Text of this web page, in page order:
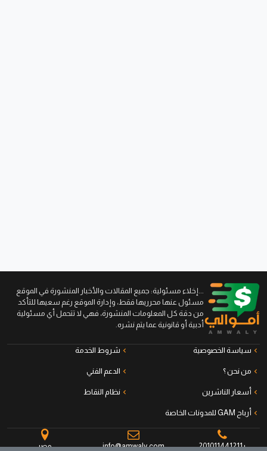
...إخلاء مسئولية: جميع المقالات والأخبار المنشورة في الموقع
مسئول عنها محرريها فقط، وإدارة الموقع رغم سعيها للتأكد
من دقة كل المعلومات المنشورة، فهي لا تتحمل أي مسئولية
أدبية أو قانونية عما يتم نشره.
سياسة الخصوصية شروط الخدمة
من نحن ؟ الدعم الفني
أسعار الناشرين نظام النقاط
أرباح GAM للمدونات الخاصة
+201011441211
info@amwaly.com مصر